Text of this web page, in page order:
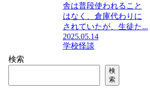
舎は普段使われること
はなく、倉庫代わりに
されていたが、生徒た...
2025.05.14
学校怪談
検索
検
索